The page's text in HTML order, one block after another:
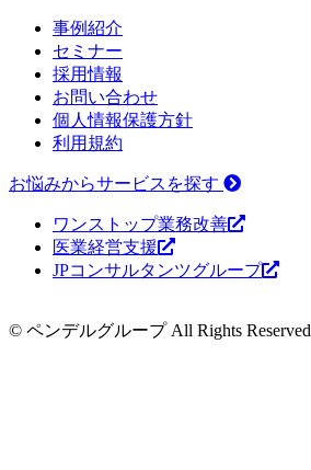
事例紹介
セミナー
採用情報
お問い合わせ
個人情報保護方針
利用規約
お悩みからサービスを探す
ワンストップ業務改善
医業経営支援
JPコンサルタンツグループ
© ペンデルグループ All Rights Reserved